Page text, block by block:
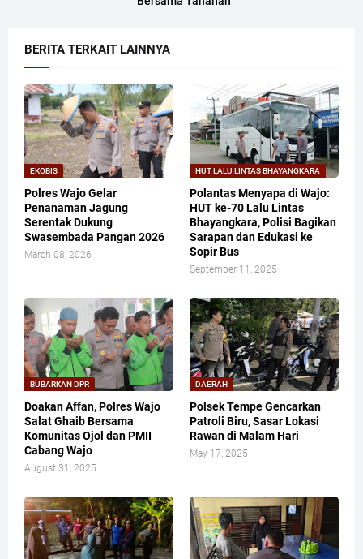
BERITA TERKAIT LAINNYA
EKOBIS
Polres Wajo Gelar
Penanaman Jagung
Serentak Dukung
Swasembada Pangan 2026
March 08, 2026
HUT LALU LINTAS BHAYANGKARA
​Polantas Menyapa di Wajo:
HUT ke-70 Lalu Lintas
Bhayangkara, Polisi Bagikan
Sarapan dan Edukasi ke
Sopir Bus
September 11, 2025
BUBARKAN DPR
Doakan Affan, Polres Wajo
Salat Ghaib Bersama
Komunitas Ojol dan PMII
Cabang Wajo
August 31, 2025
DAERAH
Polsek Tempe Gencarkan
Patroli Biru, Sasar Lokasi
Rawan di Malam Hari
May 17, 2025